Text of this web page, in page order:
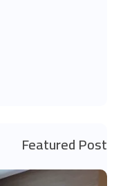
Featured Post